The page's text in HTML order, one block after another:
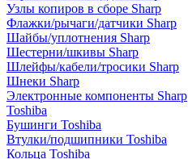
Узлы копиров в сборе Sharp
Флажки/рычаги/датчики Sharp
Шайбы/уплотнения Sharp
Шестерни/шкивы Sharp
Шлейфы/кабели/тросики Sharp
Шнеки Sharp
Электронные компоненты Sharp
Toshiba
Бушинги Toshiba
Втулки/подшипники Toshiba
Кольца Toshiba